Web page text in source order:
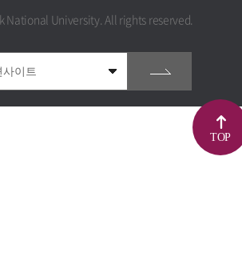
National University.All rights reserved.
TOP